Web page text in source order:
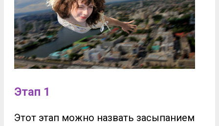
Этап 1
Этот этап можно назвать засыпанием